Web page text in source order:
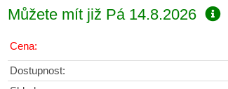
Můžete mít již Pá 14.8.2026
Cena:
Dostupnost: